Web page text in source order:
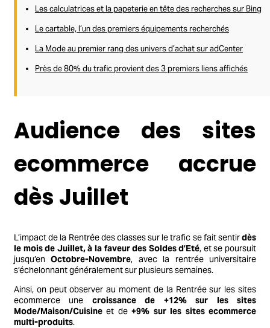
Les calculatrices et la papeterie en tête des recherches sur Bing
Le cartable, l’un des premiers équipements recherchés
La Mode au premier rang des univers d’achat sur adCenter
Près de 80% du trafic provient des 3 premiers liens affichés
Audience des sites
ecommerce accrue
dès Juillet
L’impact de la Rentrée des classes sur le trafic se fait sentirdès
le mois de Juillet, à la faveur des Soldes d’Eté, et se poursuit
jusqu’enOctobre-Novembre, avec la rentrée universitaire
s’échelonnant généralement sur plusieurs semaines.
Ainsi, on peut observer au moment de la Rentrée sur les sites
ecommerce une croissance de +12% sur les sites
Mode/Maison/Cuisine et de+9% sur les sites ecommerce
multi-produits.